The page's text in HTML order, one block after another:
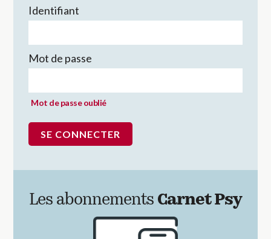
Identifiant
Mot de passe
Mot de passe oublié
Les abonnements Carnet Psy